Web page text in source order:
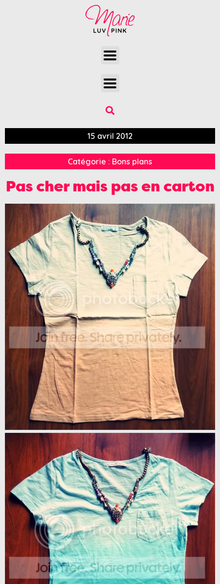
15 avril 2012
Catégorie : Bons plans
Pas cher mais pas en carton